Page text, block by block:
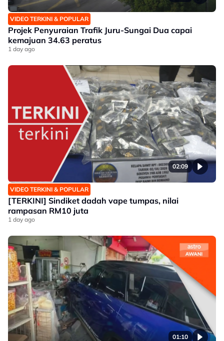
VIDEO TERKINI & POPULAR
Projek Penyuraian Trafik Juru-Sungai Dua capai
kemajuan 34.63 peratus
1 day ago
02:09
VIDEO TERKINI & POPULAR
[TERKINI] Sindiket dadah vape tumpas, nilai
rampasan RM10 juta
1 day ago
01:10